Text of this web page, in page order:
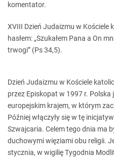
komentator.
XVIII Dzień Judaizmu w Kościele
hasłem: „Szukałem Pana a On
trwogi” (Ps 34,5).
Dzień Judaizmu w Kościele
przez Episkopat w 1997 r. Polska
europejskim krajem, w którym
Później włączyły się w tę
Szwajcaria. Celem tego dnia ma
duchowymi więziami obu religii.
stycznia, w wigilię Tygodnia